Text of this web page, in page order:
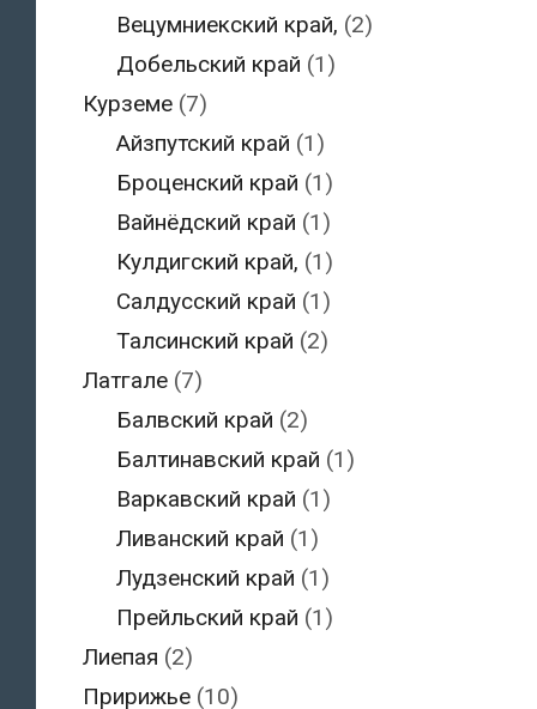
Вецумниекский край, (2)
Добельский край (1)
Курземе(7)
Айзпутский край (1)
Броценский край (1)
Вайнёдский край (1)
Кулдигский край, (1)
Салдусский край (1)
Талсинский край (2)
Латгале(7)
Балвский край (2)
Балтинавский край (1)
Варкавский край (1)
Ливанский край (1)
Лудзенский край (1)
Прейльский край (1)
Лиепая (2)
Пририжье(10)